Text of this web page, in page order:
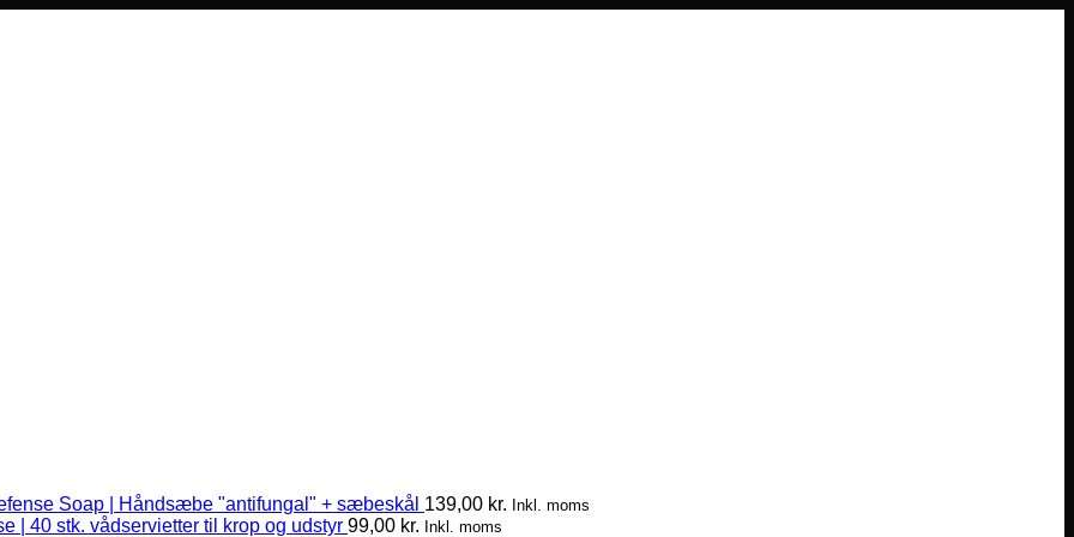
Soap | Håndsæbe "antifungal" + sæbeskål 139,00 kr. Inkl. moms
| 40 stk. vådservietter til krop og udstyr 99,00 kr. Inkl. moms